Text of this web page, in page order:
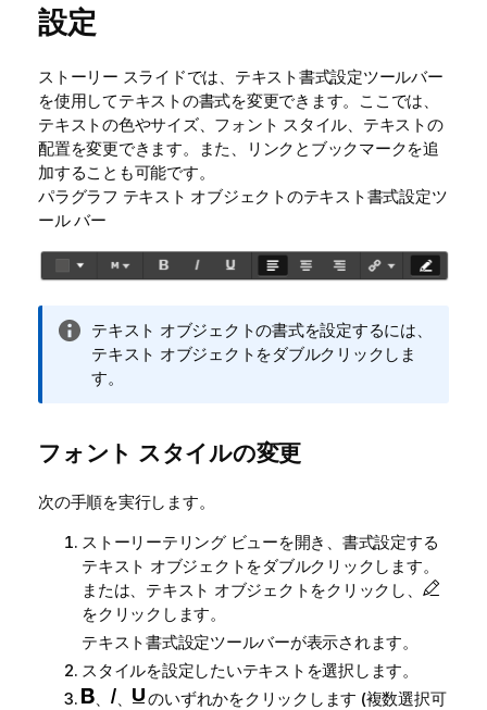
設定
ストーリー スライドでは、テキスト書式設定ツールバー
を使用してテキストの書式を変更できます。ここでは、
テキストの色やサイズ、フォント スタイル、テキストの
配置を変更できます。また、リンクとブックマークを追
加することも可能です。
パラグラフ テキスト オブジェクトのテキスト書式設定ツ
ール バー
情
報
メ
テキスト オブジェクトの書式を設定するには、
テキスト オブジェクトをダブルクリックしま
す。
フォント スタイルの変更
次の手順を実行します。
ストーリーテリング ビューを開き、書式設定する
テキスト オブジェクトをダブルクリックします。
または、テキスト オブジェクトをクリックし、
をクリックします。
テキスト書式設定ツールバーが表示されます。
スタイルを設定したいテキストを選択します。
、
のいずれかをクリックします (複数選択可